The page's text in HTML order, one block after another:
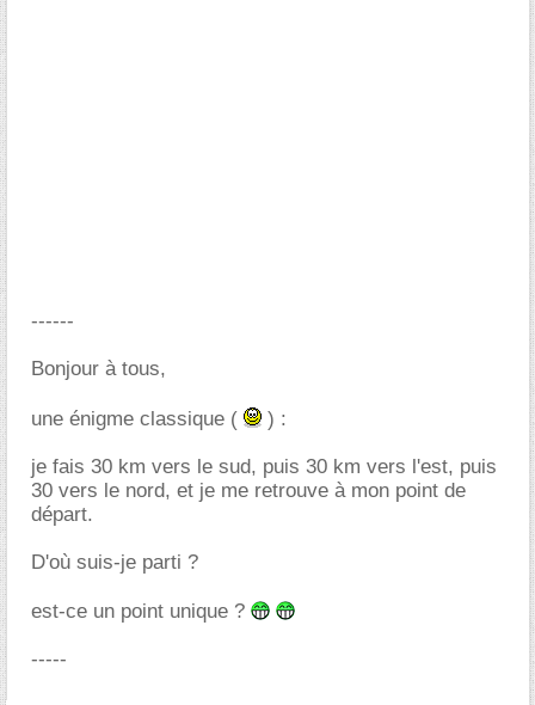
------
Bonjour à tous,
une énigme classique ( ) :
je fais 30 km vers le sud, puis 30 km vers l'est, puis
30 vers le nord, et je me retrouve à mon point de
départ.
D'où suis-je parti ?
est-ce un point unique ?
-----